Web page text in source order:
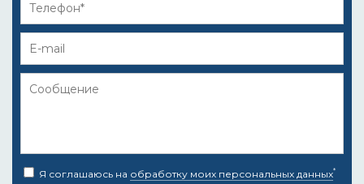
Я соглашаюсь на обработку моих персональных данных*